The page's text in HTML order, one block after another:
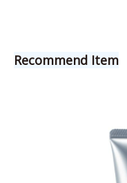
Recommend Item